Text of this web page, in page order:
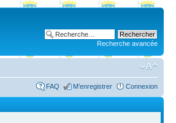
Recherche avancée
FAQ M’enregistrer Connexion